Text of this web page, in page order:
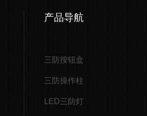
产品导航
三防按钮盒
三防操作柱
LED三防灯